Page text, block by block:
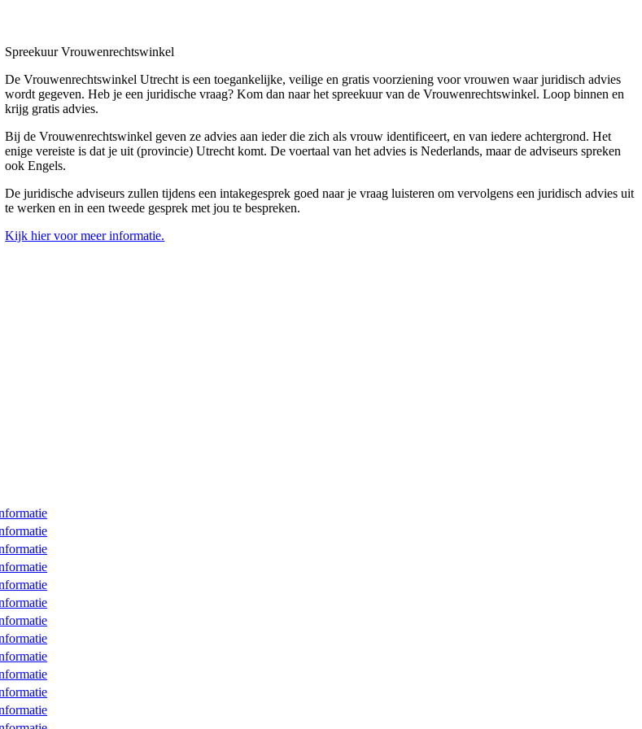
Spreekuur Vrouwenrechtswinkel
De Vrouwenrechtswinkel Utrecht is een toegankelijke, veilige en gratis voorziening voor vrouwen waar juridisch advies
wordt gegeven. Heb je een juridische vraag? Kom dan naar het spreekuur van de Vrouwenrechtswinkel. Loop binnen en
krijg gratis advies.
Bij de Vrouwenrechtswinkel geven ze advies aan ieder die zich als vrouw identificeert, en van iedere achtergrond. Het
enige vereiste is dat je uit (provincie) Utrecht komt. De voertaal van het advies is Nederlands, maar de adviseurs spreken
ook Engels.
De juridische adviseurs zullen tijdens een intakegesprek goed naar je vraag luisteren om vervolgens een juridisch advies uit
te werken en in een tweede gesprek met jou te bespreken.
Kijk hier voor meer informatie.